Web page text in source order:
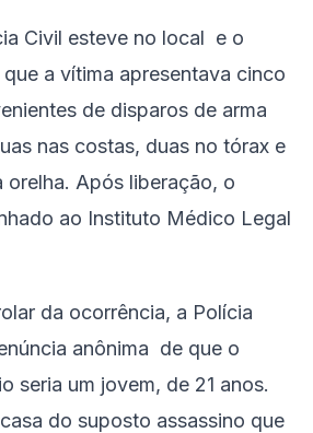
Civil esteve no local e o
a vítima apresentava cinco
de disparos de arma
nas costas, duas no tórax e
orelha. Após liberação, o
ao Instituto Médico Legal
da ocorrência, a Polícia
anônima de que o
seria um jovem, de 21 anos.
do suposto assassino que